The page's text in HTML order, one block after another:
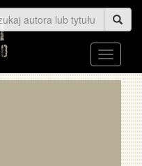
Toggle